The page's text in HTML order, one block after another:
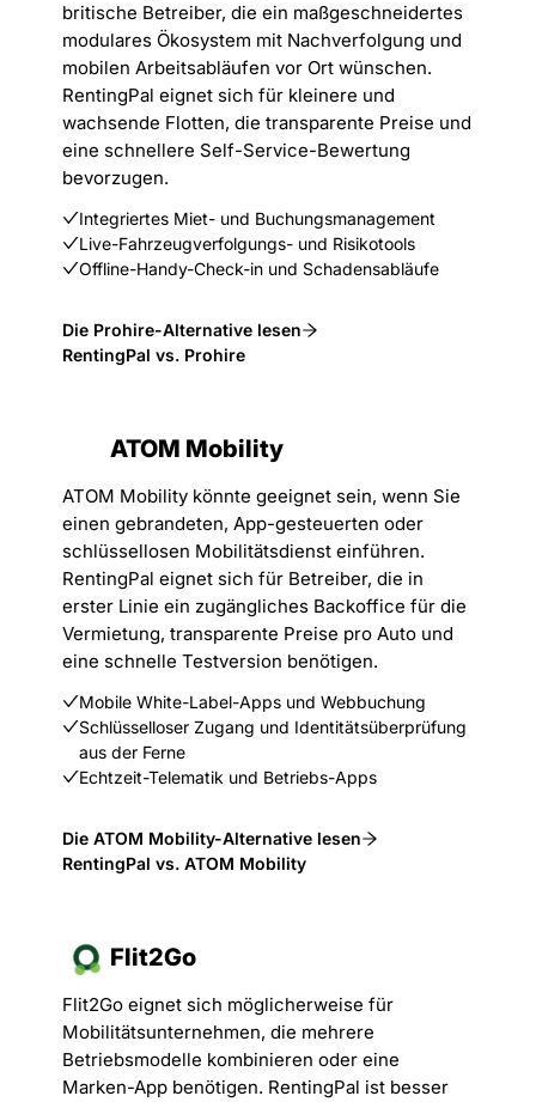
britische Betreiber, die ein maßgeschneidertes
modulares Ökosystem mit Nachverfolgung und
mobilen Arbeitsabläufen vor Ort wünschen.
RentingPal eignet sich für kleinere und
wachsende Flotten, die transparente Preise und
eine schnellere Self-Service-Bewertung
bevorzugen.
Integriertes Miet- und Buchungsmanagement
Live-Fahrzeugverfolgungs- und Risikotools
Offline-Handy-Check-in und Schadensabläufe
Die Prohire-Alternative lesen
RentingPal vs. Prohire
ATOM Mobility
ATOM Mobility könnte geeignet sein, wenn Sie
einen gebrandeten, App-gesteuerten oder
schlüssellosen Mobilitätsdienst einführen.
RentingPal eignet sich für Betreiber, die in
erster Linie ein zugängliches Backoffice für die
Vermietung, transparente Preise pro Auto und
eine schnelle Testversion benötigen.
Mobile White-Label-Apps und Webbuchung
Schlüsselloser Zugang und Identitätsüberprüfung
aus der Ferne
Echtzeit-Telematik und Betriebs-Apps
Die ATOM Mobility-Alternative lesen
RentingPal vs. ATOM Mobility
Flit2Go
Flit2Go eignet sich möglicherweise für
Mobilitätsunternehmen, die mehrere
Betriebsmodelle kombinieren oder eine
Marken-App benötigen. RentingPal ist besser